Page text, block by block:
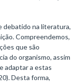
na literatura,
Compreendemos,
que são
do organismo, assim
adaptar a estas
Desta forma,